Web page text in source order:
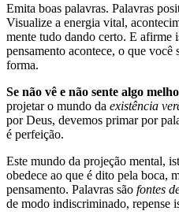
Emita boas palavras. Palavras
Visualize a energia vital,
mente tudo dando certo. E afirme
pensamento acontece, o que você
forma.
Se não vê e não sente algo
projetar o mundo da existência
por Deus, devemos primar por
é perfeição.
Este mundo da projeção mental,
obedece ao que é dito pela boca,
pensamento. Palavras são fontes
de modo indiscriminado, repense